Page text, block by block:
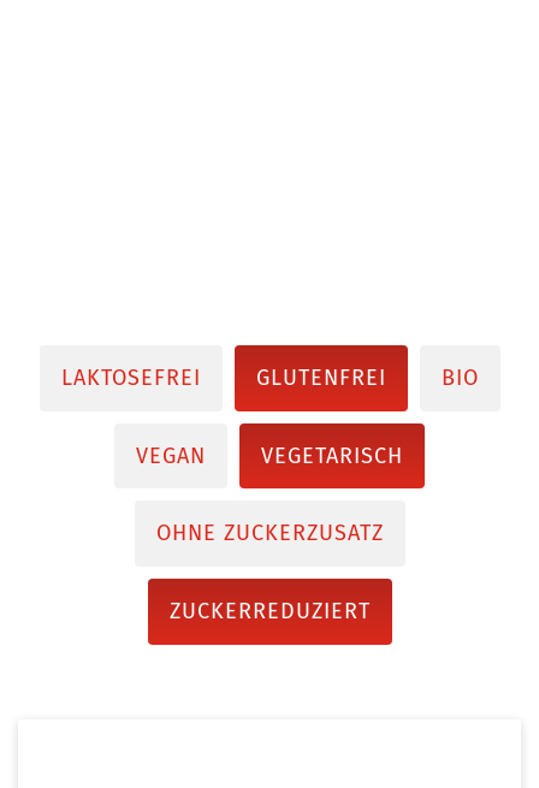
LAKTOSEFREI GLUTENFREI BIO
VEGAN VEGETARISCH
OHNE ZUCKERZUSATZ
ZUCKERREDUZIERT